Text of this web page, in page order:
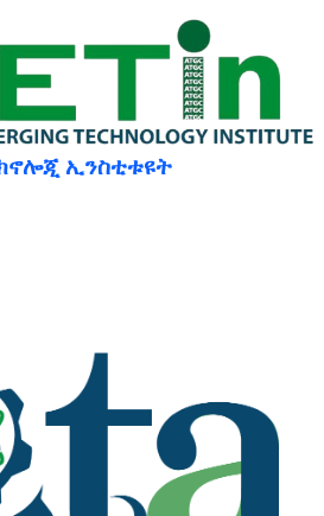
ኢንስቲቱዩት